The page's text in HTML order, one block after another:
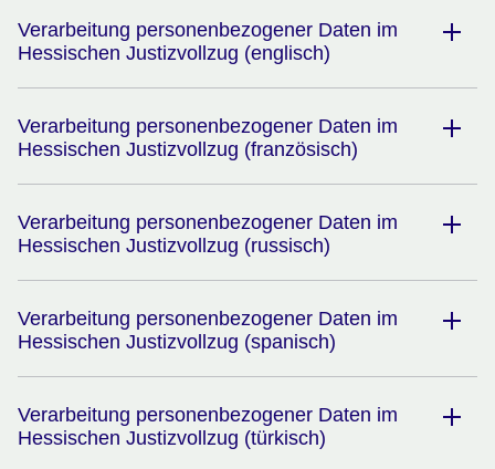
Verarbeitung personenbezogener Daten im
Hessischen Justizvollzug (englisch)
Verarbeitung personenbezogener Daten im
Hessischen Justizvollzug (französisch)
Verarbeitung personenbezogener Daten im
Hessischen Justizvollzug (russisch)
Verarbeitung personenbezogener Daten im
Hessischen Justizvollzug (spanisch)
Verarbeitung personenbezogener Daten im
Hessischen Justizvollzug (türkisch)